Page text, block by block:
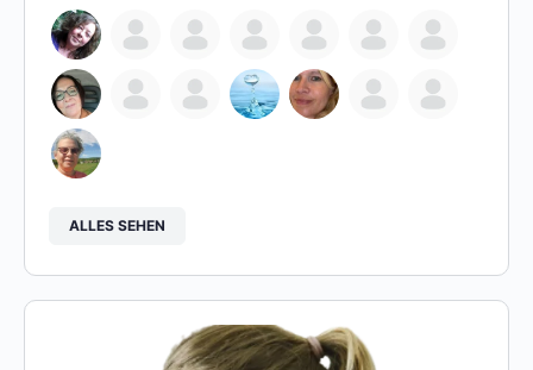
ALLES SEHEN